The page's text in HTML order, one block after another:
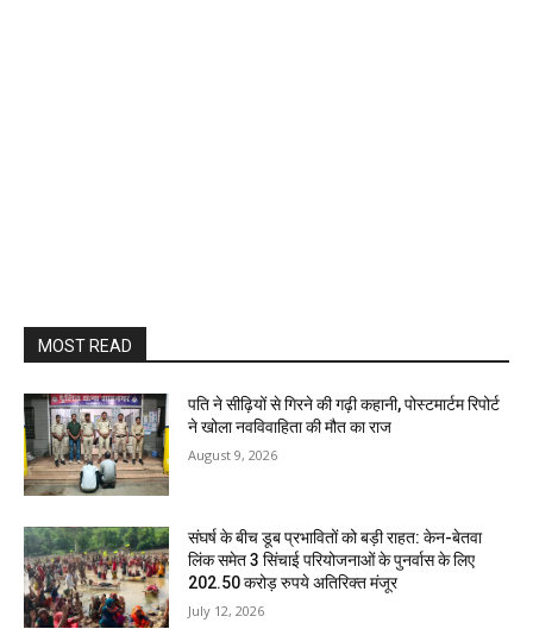
MOST READ
पति ने सीढ़ियों से गिरने की गढ़ी कहानी, पोस्टमार्टम रिपोर्ट
ने खोला नवविवाहिता की मौत का राज
August 9, 2026
संघर्ष के बीच डूब प्रभावितों को बड़ी राहत: केन-बेतवा
लिंक समेत 3 सिंचाई परियोजनाओं के पुनर्वास के लिए
202.50 करोड़ रुपये अतिरिक्त मंजूर
July 12, 2026